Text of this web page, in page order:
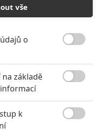
*/10
Nerecenzováno
*/10
vše
o
základě
k